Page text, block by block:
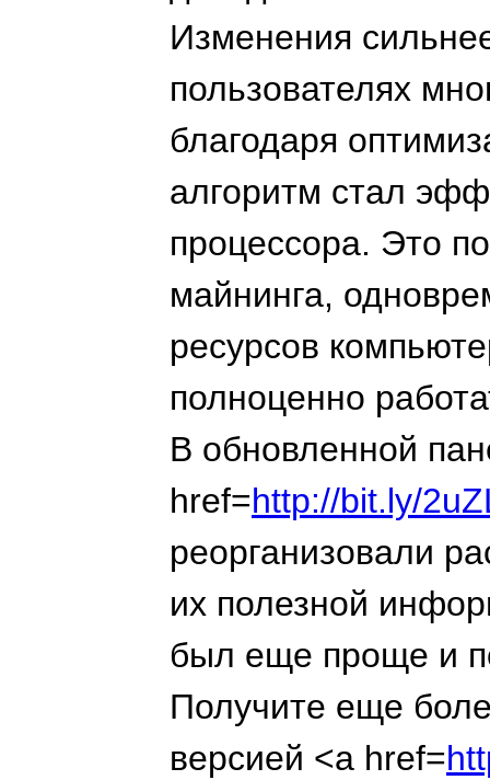
Изменения
пользователях
благодаря
алгоритм стал
процессора. Это
майнинга,
ресурсов
полноценно
В обновленной
href=http://bit.ly/
реорганизовали
их полезной
был еще проще и
Получите еще
версией <a href=